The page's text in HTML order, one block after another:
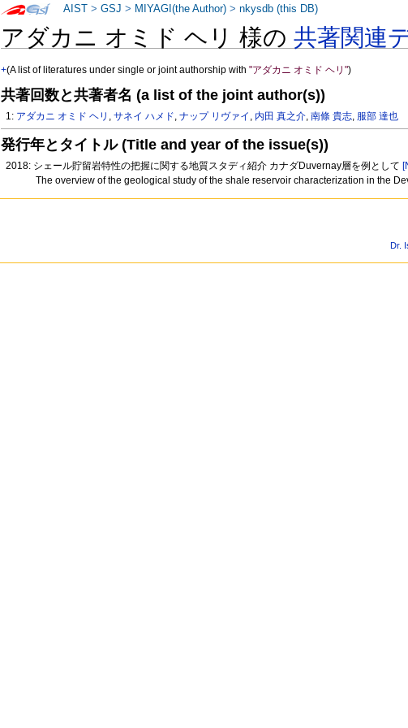
アダカニ オミド ヘリ 様の共著関連
+(A list of literatures under single or joint authorship with"アダカニ オミド ヘリ")
共著回数と共著者名 (a list of the joint author(s))
1: アダカニ オミド ヘリ ,サネイ ハメド,ナップ リヴァイ , 内田 真之介,南條 貴志, 服部 達也
発行年とタイトル (Title and year of the issue(s))
2018: シェール貯留岩特性の把握に関する地質スタディ紹介 カナダDuvernay層を例として
The overview of the geological study of the shale reservoir characterization in the
AIST >GSJ > MIYAGI(the Author) >nkysdb (this DB)
Dr.